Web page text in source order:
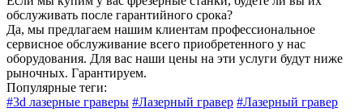
обслуживать после гарантийного срока?
Да, мы предлагаем нашим клиентам профессиональное
сервисное обслуживание всего приобретенного у нас
оборудования. Для вас наши цены на эти услуги будут ниже
рыночных. Гарантируем.
Популярные теги:
#3d лазерные граверы #Лазерный гравер #Лазерный гравер